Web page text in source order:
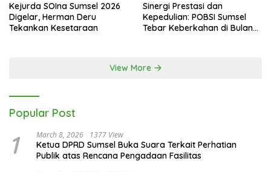
Kejurda SOIna Sumsel 2026
Digelar, Herman Deru
Tekankan Kesetaraan
Sinergi Prestasi dan
Kepedulian: POBSI Sumsel
Tebar Keberkahan di Bulan
View More
Popular Post
1 March 8, 2026 1377 View
Ketua DPRD Sumsel Buka Suara Terkait Perhatian
Publik atas Rencana Pengadaan Fasilitas